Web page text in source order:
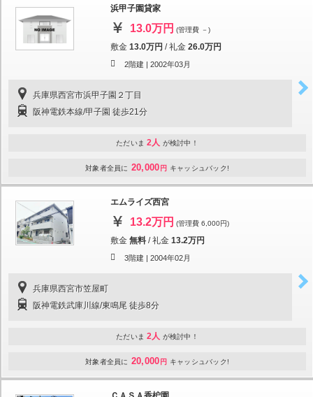
浜甲子園貸家
13.0万円 (管理費 －)
敷金 13.0万円 /礼金 26.0万円
2階建 | 2002年03月
兵庫県西宮市浜甲子園２丁目
阪神電鉄本線/甲子園 徒歩21分
ただいま 2人 が検討中！
対象者全員に 20,000 円 キャッシュバック!
エムライズ西宮
13.2万円 (管理費 6,000円)
敷金 無料 /礼金 13.2万円
3階建 | 2004年02月
兵庫県西宮市笠屋町
阪神電鉄武庫川線/東鳴尾 徒歩8分
ただいま 2人 が検討中！
対象者全員に 20,000 円 キャッシュバック!